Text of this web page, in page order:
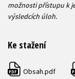
možnosti přístupu k
výsledcích úloh.
Ke stažení
PDF Obsah.pdf